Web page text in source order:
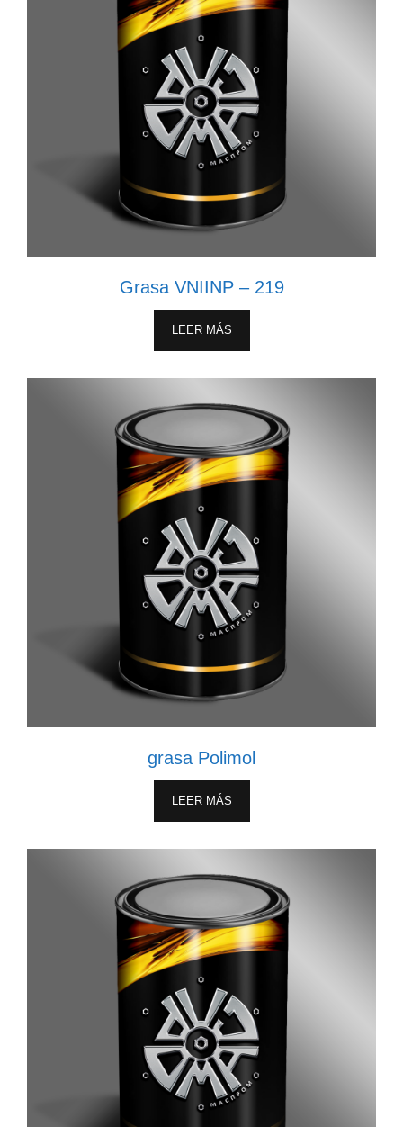
Grasa VNIINP – 219
LEER MÁS
grasa Polimol
LEER MÁS